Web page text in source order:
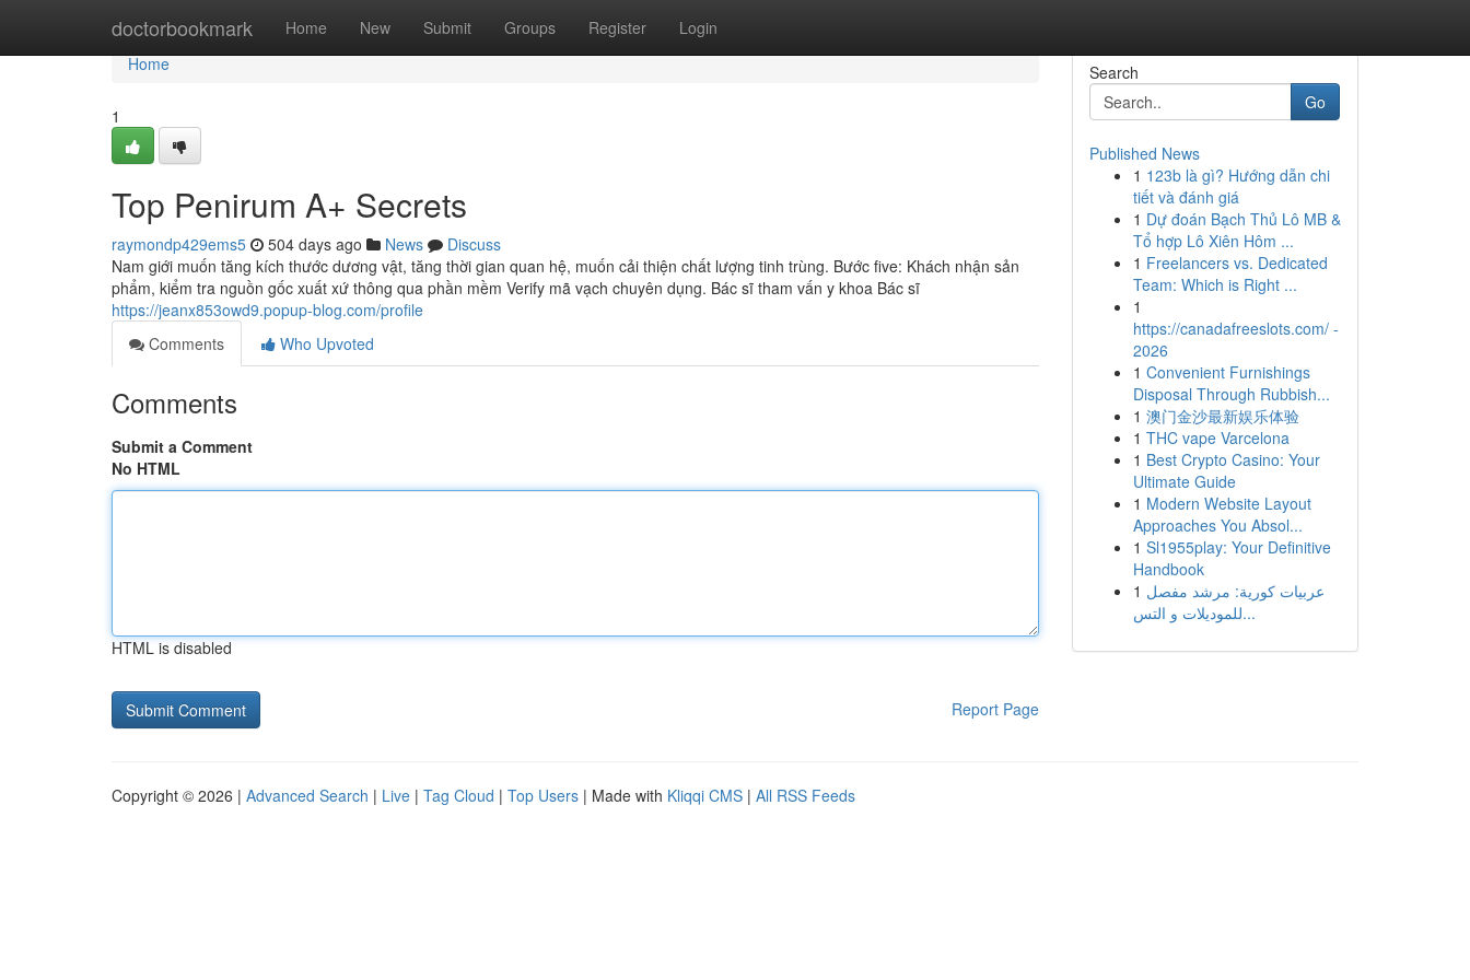
doctorbookmark Home New Submit Groups Register Login
Home
Home
1
Top Penirum A+ Secrets
raymondp429ems5 504 days ago News
Discuss
Nam giới muốn tăng kích thước dương vật, tăng thời gian quan hệ, muốn cải thiện chất lượng tinh trùng. Bước five: Khách nhận sản
phẩm, kiểm tra nguồn gốc xuất xứ thông qua phần mềm Verify mã vạch chuyên dụng. Bác sĩ tham vấn y khoa Bác sĩ
https://jeanx853owd9.popup-blog.com/profile
Comments
Who Upvoted
Comments
Submit a Comment
No HTML
HTML is disabled
Report Page
Search
Go
Published News
1 123b là gì? Hướng dẫn chi
tiết và đánh giá
1 Dự đoán Bạch Thủ Lô MB &
Tổ hợp Lô Xiên Hôm ...
1 Freelancers vs. Dedicated
Team: Which is Right ...
1
https://canadafreeslots.com/ -
2026
1 Convenient Furnishings
Disposal Through Rubbish...
1 澳门金沙最新娱乐体验
1 THC vape Varcelona
1 Best Crypto Casino: Your
Ultimate Guide
1 Modern Website Layout
Approaches You Absol...
1 Sl1955play: Your Definitive
Handbook
1 عربيات كورية: مرشد مفصل
للموديلات و التس...
Copyright © 2026 | Advanced Search | Live | Tag Cloud | Top Users | Made with Kliqqi CMS | All RSS Feeds